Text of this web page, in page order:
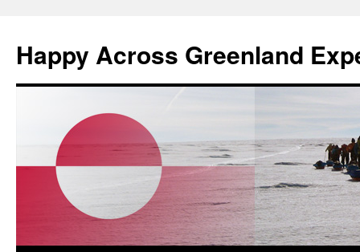
Happy Across Greenland